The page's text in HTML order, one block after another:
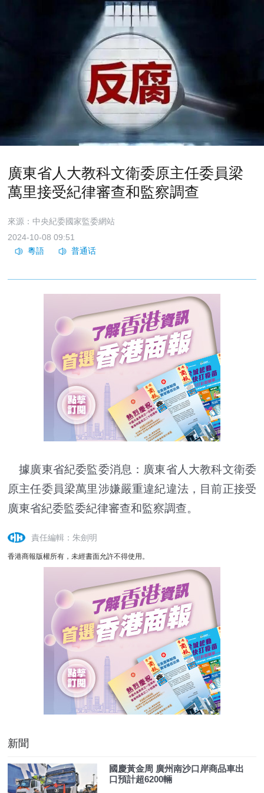
廣東省人大教科文衛委原主任委員梁
萬里接受紀律審查和監察調查
來源：中央紀委國家監委網站
2024-10-08 09:51
據廣東省紀委監委消息：廣東省人大教科文衛委
原主任委員梁萬里涉嫌嚴重違紀違法，目前正接受
廣東省紀委監委紀律審查和監察調查。
責任編輯：朱劍明
香港商報版權所有，未經書面允許不得使用。
新聞
國慶黃金周 廣州南沙口岸商品車出
口預計超6200輛